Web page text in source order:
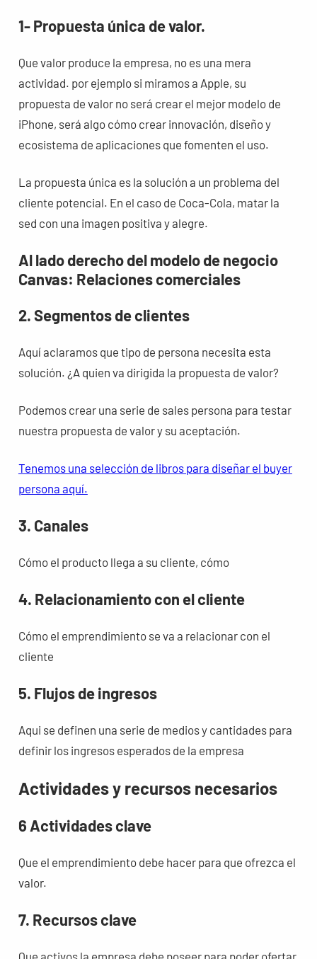
1- Propuesta única de valor.
Que valor produce la empresa, no es una mera
actividad. por ejemplo si miramos a Apple, su
propuesta de valor no será crear el mejor modelo de
iPhone, será algo cómo crear innovación, diseño y
ecosistema de aplicaciones que fomenten el uso.
La propuesta única es la solución a un problema del
cliente potencial. En el caso de Coca-Cola, matar la
sed con una imagen positiva y alegre.
Al lado derecho del modelo de negocio
Canvas: Relaciones comerciales
2. Segmentos de clientes
Aquí aclaramos que tipo de persona necesita esta
solución. ¿A quien va dirigida la propuesta de valor?
Podemos crear una serie de sales persona para testar
nuestra propuesta de valor y su aceptación.
Tenemos una selección de libros para diseñar el buyer
persona aquí.
3. Canales
Cómo el producto llega a su cliente, cómo
4. Relacionamiento con el cliente
Cómo el emprendimiento se va a relacionar con el
cliente
5. Flujos de ingresos
Aqui se definen una serie de medios y cantidades para
definir los ingresos esperados de la empresa
Actividades y recursos necesarios
6 Actividades clave
Que el emprendimiento debe hacer para que ofrezca el
valor.
7. Recursos clave